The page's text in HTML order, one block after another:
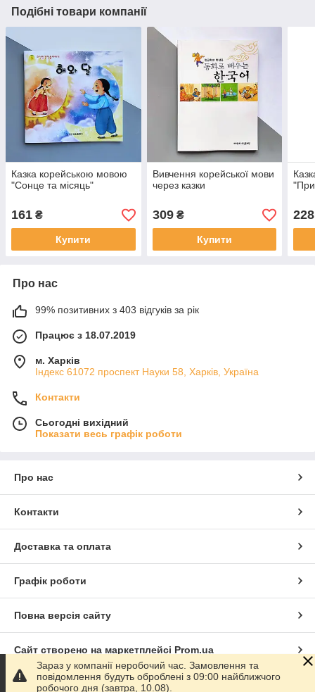
Подібні товари компанії
Казка корейською мовою
"Сонце та місяць"
161 ₴
Купити
Вивчення корейської мови
через казки
309₴
Купити
228
Про нас
99% позитивних з 403 відгуків за рік
Працює з 18.07.2019
м. Харків
Індекс 61072 проспект Науки 58, Харків, Україна
Контакти
Сьогодні вихідний
Показати весь графік роботи
Про нас
Контакти
Доставка та оплата
Графік роботи
Повна версія сайту
Сайт створено на маркетплейсі Prom.ua
Політика конфіденційності
Зараз у компанії неробочий час. Замовлення та
повідомлення будуть оброблені з 09:00 найближчого
робочого дня (завтра, 10.08).